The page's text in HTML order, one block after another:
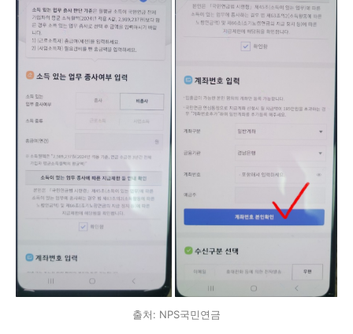
출처: NPS국민연금